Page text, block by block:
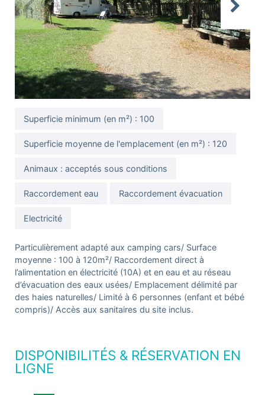
Previous Next
Superficie minimum (en m²) : 100
Superficie moyenne de l'emplacement (en m²) : 120
Animaux : acceptés sous conditions
Raccordement eau Raccordement évacuation
Electricité
Particulièrement adapté aux camping cars/ Surface
moyenne : 100 à 120m²/ Raccordement direct à
l’alimentation en électricité (10A) et en eau et au réseau
d’évacuation des eaux usées/ Emplacement délimité par
des haies naturelles/ Limité à 6 personnes (enfant et bébé
compris)/ Accès aux sanitaires du site inclus.
DISPONIBILITÉS & RÉSERVATION EN
LIGNE